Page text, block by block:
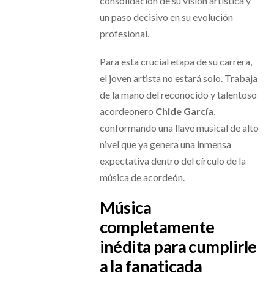
un paso decisivo en su evolución
profesional.
Para esta crucial etapa de su carrera,
el joven artista no estará solo. Trabaja
de la mano del reconocido y talentoso
acordeonero Chide García,
conformando una llave musical de alto
nivel que ya genera una inmensa
expectativa dentro del círculo de la
música de acordeón.
Música
completamente
inédita para cumplirle
a la fanaticada